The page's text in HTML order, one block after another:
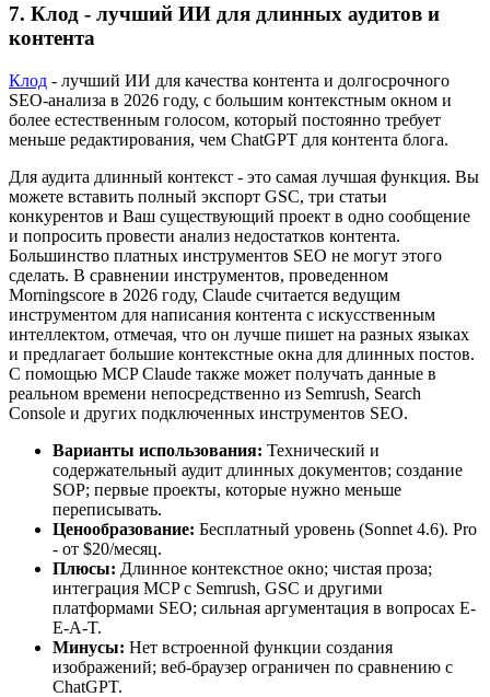
7. Клод - лучший ИИ для длинных аудитов и
контента
Клод - лучший ИИ для качества контента и долгосрочного
SEO-анализа в 2026 году, с большим контекстным окном и
более естественным голосом, который постоянно требует
меньше редактирования, чем ChatGPT для контента блога.
Для аудита длинный контекст - это самая лучшая функция. Вы
можете вставить полный экспорт GSC, три статьи
конкурентов и Ваш существующий проект в одно сообщение
и попросить провести анализ недостатков контента.
Большинство платных инструментов SEO не могут этого
сделать. В сравнении инструментов, проведенном
Morningscore в 2026 году, Claude считается ведущим
инструментом для написания контента с искусственным
интеллектом, отмечая, что он лучше пишет на разных языках
и предлагает большие контекстные окна для длинных постов.
С помощью MCP Claude также может получать данные в
реальном времени непосредственно из Semrush, Search
Console и других подключенных инструментов SEO.
Варианты использования: Технический и
содержательный аудит длинных документов; создание
SOP; первые проекты, которые нужно меньше
переписывать.
Ценообразование: Бесплатный уровень (Sonnet 4.6). Pro
- от $20/месяц.
Плюсы: Длинное контекстное окно; чистая проза;
интеграция MCP с Semrush, GSC и другими
платформами SEO; сильная аргументация в вопросах E-
E-A-T.
Минусы: Нет встроенной функции создания
изображений; веб-браузер ограничен по сравнению с
ChatGPT.